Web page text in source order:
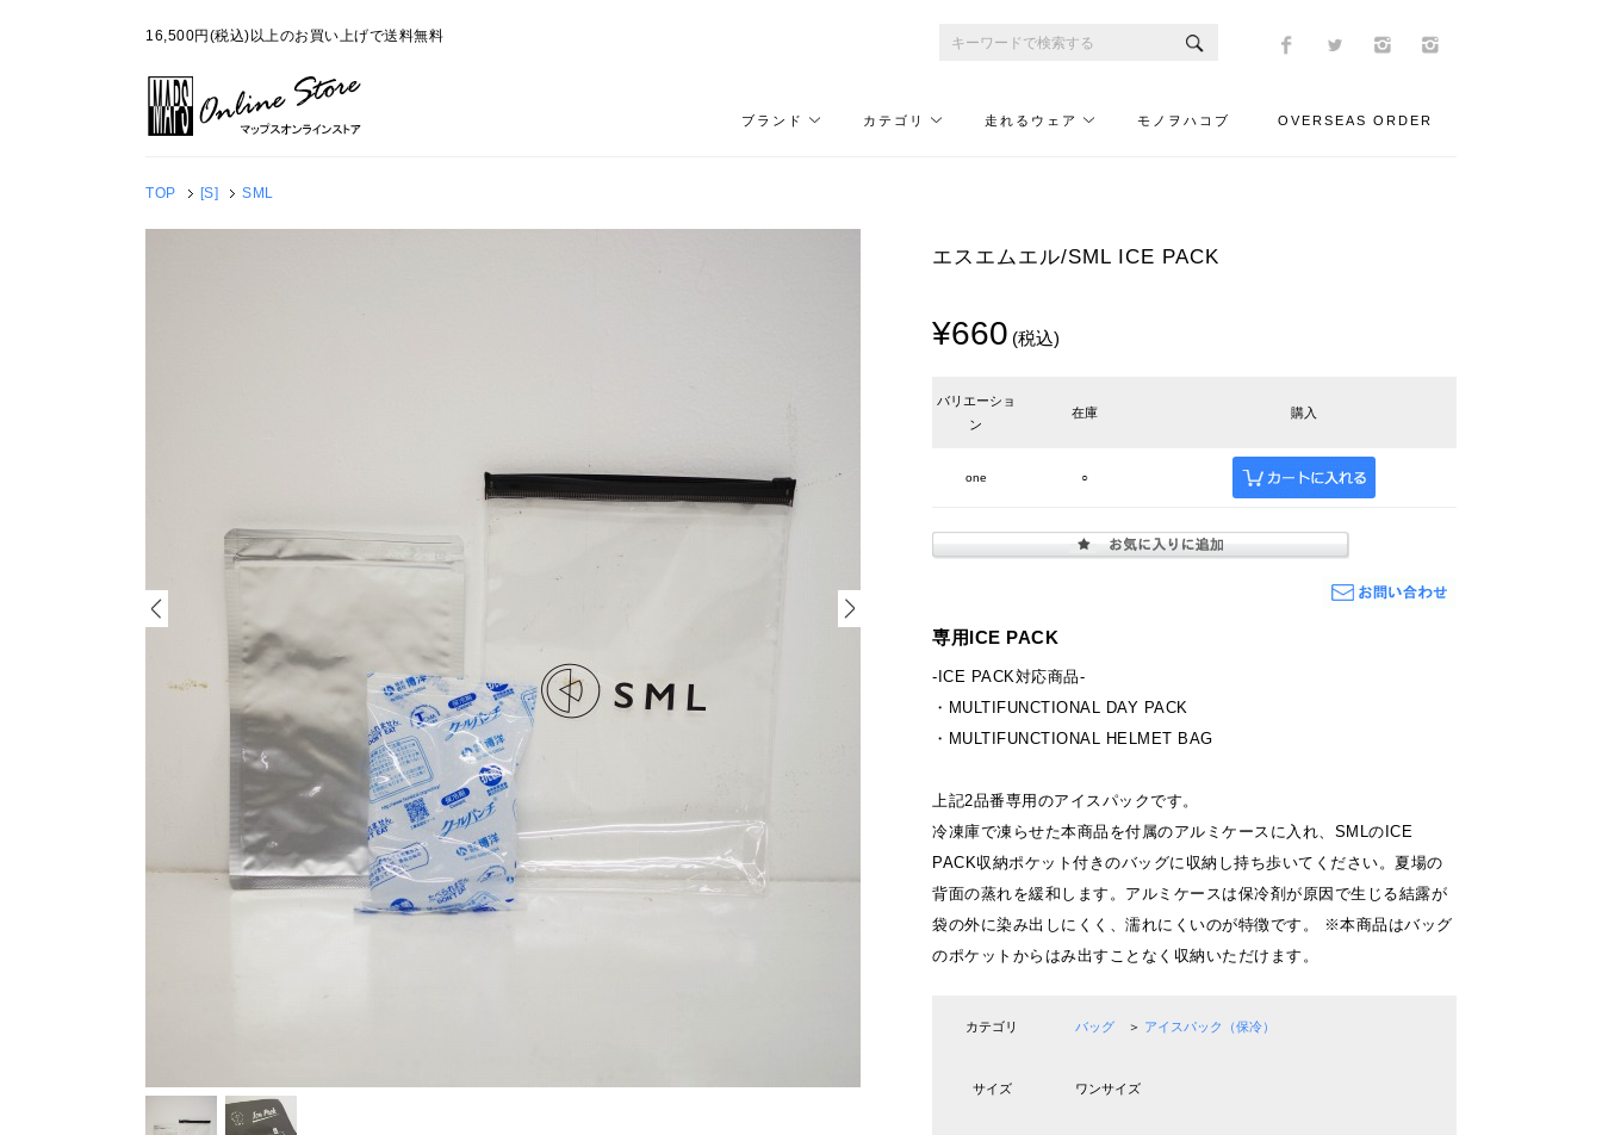
16,500円(税込)以上のお買い上げで送料無料
ブランド カテゴリ 走れるウェア モノヲハコブ OVERSEAS ORDER
TOP [S] SML
エスエムエル/SML ICE PACK
¥660 (税込)
バリエーショ
ン
在庫 購入
one ○
専用ICE PACK
-ICE PACK対応商品-
・MULTIFUNCTIONAL DAY PACK
・MULTIFUNCTIONAL HELMET BAG
上記2品番専用のアイスパックです。
冷凍庫で凍らせた本商品を付属のアルミケースに入れ、SMLのICE
PACK収納ポケット付きのバッグに収納し持ち歩いてください。夏場の
背面の蒸れを緩和します。アルミケースは保冷剤が原因で生じる結露が
袋の外に染み出しにくく、濡れにくいのが特徴です。 ※本商品はバッグ
のポケットからはみ出すことなく収納いただけます。
カテゴリ バッグ ＞ アイスパック（保冷）
サイズ ワンサイズ